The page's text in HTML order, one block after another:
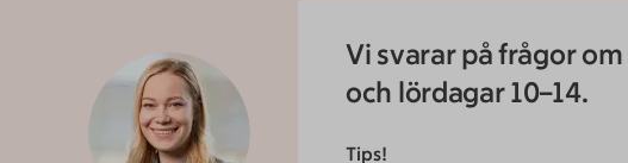
Vi svarar på frågor om
och lördagar 10–14.
Tips!